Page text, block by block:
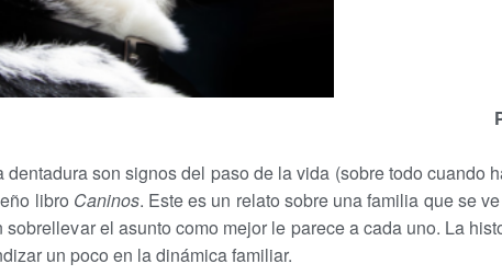
son signos del paso de la vida (sobre todo cuando
libro Caninos. Este es un relato sobre una familia que se
el asunto como mejor le parece a cada uno. La
un poco en la dinámica familiar.